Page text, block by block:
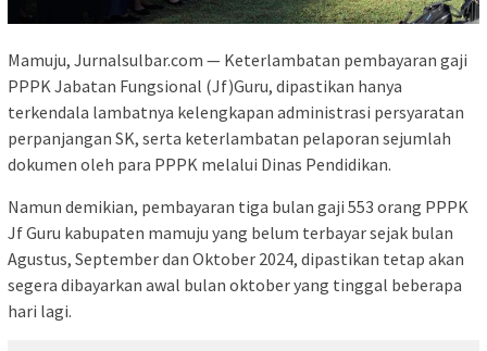
Mamuju, Jurnalsulbar.com — Keterlambatan pembayaran gaji
PPPK Jabatan Fungsional (Jf)Guru, dipastikan hanya
terkendala lambatnya kelengkapan administrasi persyaratan
perpanjangan SK, serta keterlambatan pelaporan sejumlah
dokumen oleh para PPPK melalui Dinas Pendidikan.
Namun demikian, pembayaran tiga bulan gaji 553 orang PPPK
Jf Guru kabupaten mamuju yang belum terbayar sejak bulan
Agustus, September dan Oktober 2024, dipastikan tetap akan
segera dibayarkan awal bulan oktober yang tinggal beberapa
hari lagi.